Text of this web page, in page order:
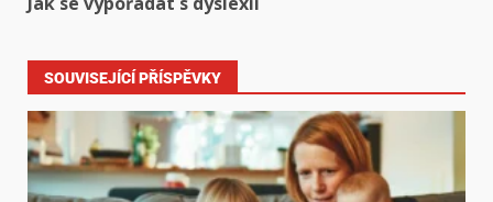
SOUVISEJÍCÍ PŘÍSPĚVKY